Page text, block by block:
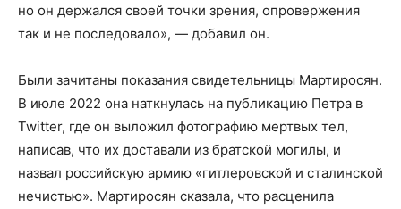
но он держался своей точки зрения, опровержения
так и не последовало», — добавил он.
Были зачитаны показания свидетельницы Мартиросян.
В июле 2022 она наткнулась на публикацию Петра в
Twitter, где он выложил фотографию мертвых тел,
написав, что их доставали из братской могилы, и
назвал российскую армию «гитлеровской и сталинской
нечистью». Мартиросян сказала, что расценила